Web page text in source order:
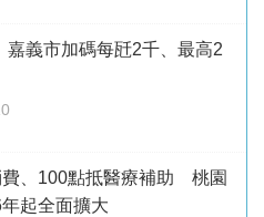
義市加碼每瓩2千、最高2
費、100點抵醫療補助 桃園
起全面擴大